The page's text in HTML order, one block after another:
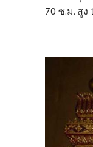
70 ซ.ม. สูง